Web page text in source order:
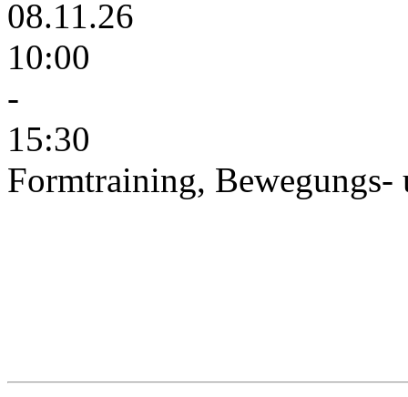
08.11.26
10:00
-
15:30
Formtraining,